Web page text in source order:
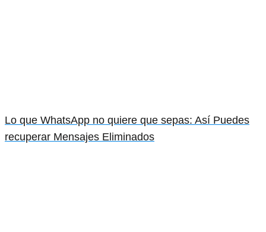
Lo que WhatsApp no quiere que sepas: Así Puedes
recuperar Mensajes Eliminados